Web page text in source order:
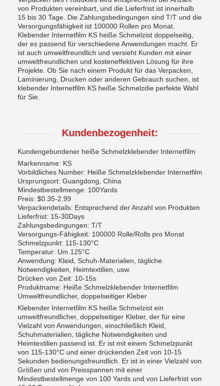
von Produkten vereinbart, und die Lieferfrist ist innerhalb
15 bis 30 Tage. Die Zahlungsbedingungen sind T/T und die
Versorgungsfähigkeit ist 100000 Rollen pro Monat.
Klebender Internetfilm KS heiße Schmelzist doppelseitig,
der es passend für verschiedene Anwendungen macht. Er
ist auch umweltfreundlich und versieht Kunden mit einer
umweltfreundlichen und kosteneffektiven Lösung für ihre
Projekte. Ob Sie nach einem Produkt für das Verpacken,
Laminierung, Drucken oder anderen Gebrauch suchen, ist
klebender Internetfilm KS heiße Schmelzdie perfekte Wahl
für Sie.
Kundenbezogenheit:
Kundengebundener heiße Schmelzklebender Internetfilm
Markenname: KS
Vorbildliches Number: Heiße Schmelzklebender Internetfilm
Ursprungsort: Guangdong, China
Mindestbestellmenge: 100Yards
Preis: $0.35-2.99
Verpackendetails: Entsprechend der Anzahl von Produkten
Lieferfrist: 15-30Days
Zahlungsbedingungen: T/T
Versorgungs-Fähigkeit: 100000 Rolle/Rolls pro Monat
Schmelzpunkt: 115-130°C
Temperatur: Um 125°C
Anwendung: Kleid, Schuh-Materialien, tägliche
Notwendigkeiten, Heimtextilien, usw.
Drücken von Zeit: 10-15s
Produktname: Heiße Schmelzklebender Internetfilm
Umweltfreundlicher, doppelseitiger Kleber
Klebender Internetfilm KS heiße Schmelzist ein
umweltfreundlicher, doppelseitiger Kleber, der für eine
Vielzahl von Anwendungen, einschließlich Kleid,
Schuhmaterialien, tägliche Notwendigkeiten und
Heimtextilien passend ist. Er ist mit einem Schmelzpunkt
von 115-130°C und einer drückenden Zeit von 10-15
Sekunden bedienungsfreundlich. Er ist in einer Vielzahl von
Größen und von Preisspannen mit einer
Mindestbestellmenge von 100 Yards und von Lieferfrist von